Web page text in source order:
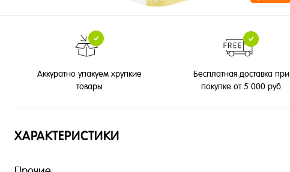
Аккуратно упакуем хрупкие
товары
Бесплатная доставка при
покупке от 5 000 руб
ХАРАКТЕРИСТИКИ